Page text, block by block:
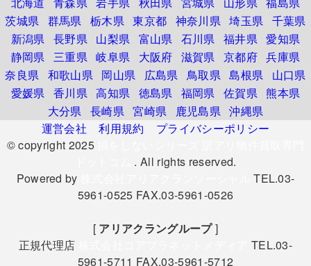
茨城県 群馬県 栃木県 東京都 神奈川県 埼玉県 千葉県
新潟県 長野県 山梨県 富山県 石川県 福井県 愛知県
静岡県 三重県 岐阜県 大阪府 滋賀県 京都府 兵庫県
奈良県 和歌山県 岡山県 広島県 鳥取県 島根県
山口県
愛媛県 香川県 高知県 徳島県 福岡県 佐賀県 熊本県
大分県 長崎県 宮崎県 鹿児島県 沖縄県
運営会社
利用規約
プライバシーポリシー
© copyright 2025
. All rights reserved.
Powered by
TEL.03-
5961-0525 FAX.03-5961-0526
[ アリアクラングループ]
正規代理店
TEL.03-
5961-5711 FAX.03-5961-5712